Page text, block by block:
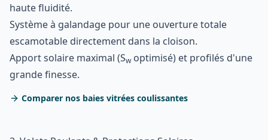
haute fluidité.
Système à galandage pour une ouverture totale
escamotable directement dans la cloison.
Apport solaire maximal (Swoptimisé) et profilés d'une
grande finesse.
Comparer nos baies vitrées coulissantes